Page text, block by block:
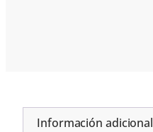
Información adicional